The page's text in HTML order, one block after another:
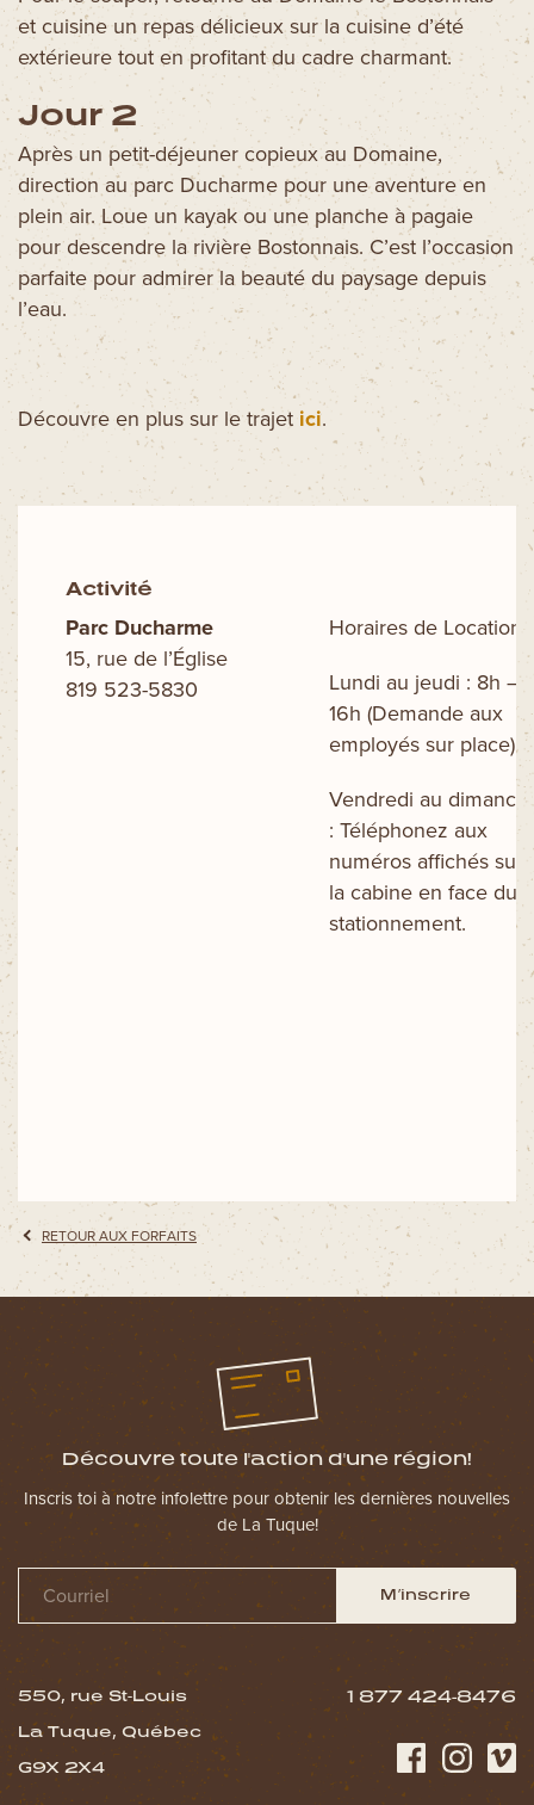
et cuisine un repas délicieux sur la cuisine d’été
extérieure tout en profitant du cadre charmant.
Jour 2
Après un petit-déjeuner copieux au Domaine,
direction au parc Ducharme pour une aventure en
plein air. Loue un kayak ou une planche à pagaie
pour descendre la rivière Bostonnais. C’est l’occasion
parfaite pour admirer la beauté du paysage depuis
l’eau.
Découvre en plus sur le trajet ici.
Activité
Parc Ducharme
15, rue de l’Église
819 523-5830
Horaires de Location
Lundi au jeudi : 8h –
16h (Demande aux
employés sur place)
Vendredi au
: Téléphonez aux
numéros affichés sur
la cabine en face du
stationnement.
RETOUR AUX FORFAITS
Découvre toute l'action d'une région!
Inscris toi à notre infolettre pour obtenir les dernières nouvelles
de La Tuque!
M’inscrire
550, rue St-Louis
La Tuque, Québec
G9X 2X4
1 877 424-8476